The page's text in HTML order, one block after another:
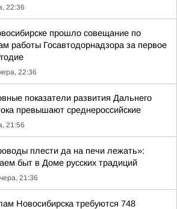
22:36
прошло совещание по
работы Госавтодорнадзора за первое
22:36
показатели развития Дальнего
превышают среднероссийские
21:56
плести да на печи лежать»:
быт в Доме русских традиций
21:36
Новосибирска требуются 748